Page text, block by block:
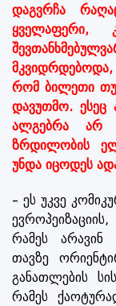
დაგვრჩა
რომ ბილეთი თუ
დავუთმო. ესეც
ალგებრა არ
ზრდილობის
უნდა იცოდეს
– ეს უკვე
რამეს არავინ
თავზე
განათლების
რამეს